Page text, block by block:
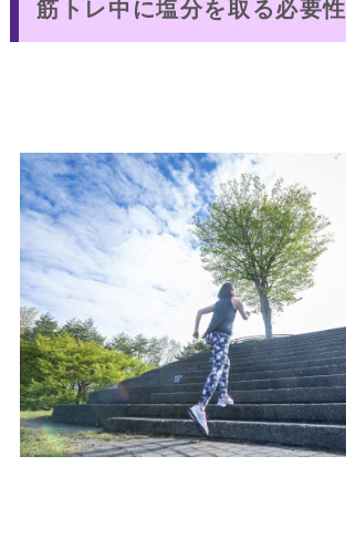
筋トレ中に塩分を取る必要性